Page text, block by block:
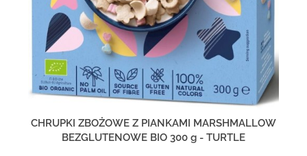
CHRUPKI ZBOŻOWE Z PIANKAMI MARSHMALLOW
BEZGLUTENOWE BIO 300 g - TURTLE